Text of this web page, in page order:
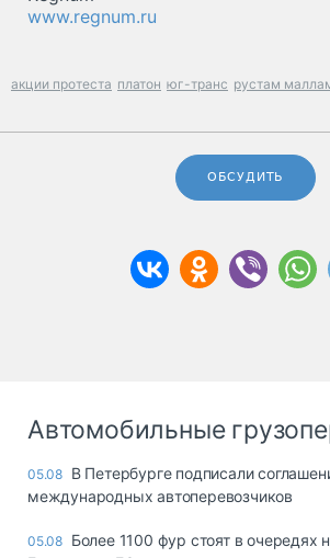
www.regnum.ru
акции протеста платон юг-транс рустам
ОБСУДИТЬ
Автомобильные
05.08 В Петербурге подписали
международных автоперевозчиков
05.08 Более 1100 фур стоят в очередях